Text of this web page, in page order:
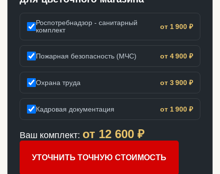
Роспотребнадзор - санитарный
комплект
от 1 900 ₽
Пожарная безопасность (МЧС) от 4 900 ₽
Охрана труда от 3 900 ₽
Кадровая документация от 1 900 ₽
Ваш комплект: от 12 600 ₽
УТОЧНИТЬ ТОЧНУЮ СТОИМОСТЬ